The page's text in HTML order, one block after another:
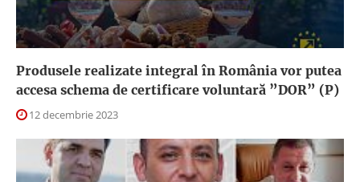
Produsele realizate integral în România vor putea
accesa schema de certificare voluntară ”DOR” (P)
12 decembrie 2023